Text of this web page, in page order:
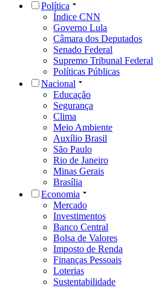
Política
Índice CNN
Governo Lula
Câmara dos Deputados
Senado Federal
Supremo Tribunal Federal
Políticas Públicas
Nacional
Educação
Segurança
Clima
Meio Ambiente
Auxílio Brasil
São Paulo
Rio de Janeiro
Minas Gerais
Brasília
Economia
Mercado
Investimentos
Banco Central
Bolsa de Valores
Imposto de Renda
Finanças Pessoais
Loterias
Sustentabilidade